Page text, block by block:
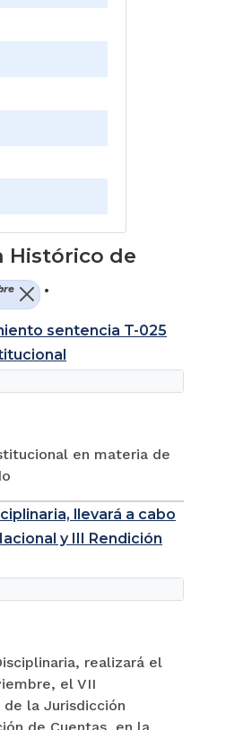
Histórico de
.
sentencia T-025
en materia de
llevará a cabo
y III Rendición
realizará el
el VII
la Jurisdicción
de Cuentas, en la